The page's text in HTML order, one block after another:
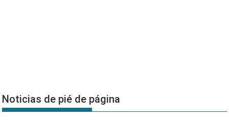
Noticias de pié de página